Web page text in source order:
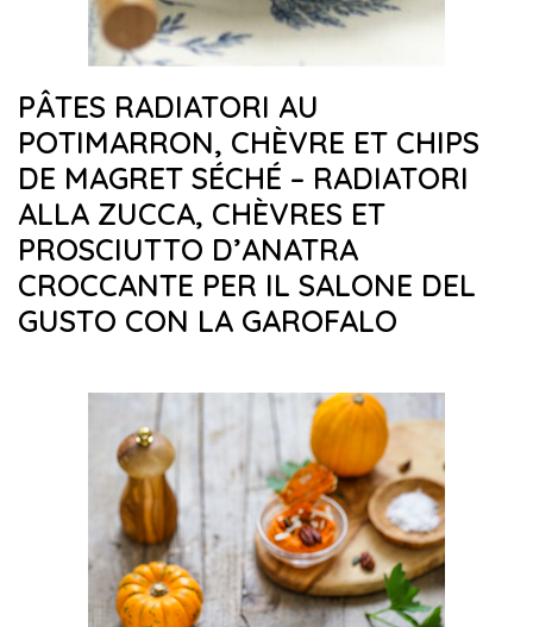
PÂTES RADIATORI AU
POTIMARRON, CHÈVRE ET CHIPS
DE MAGRET SÉCHÉ – RADIATORI
ALLA ZUCCA, CHÈVRES ET
PROSCIUTTO D’ANATRA
CROCCANTE PER IL SALONE DEL
GUSTO CON LA GAROFALO